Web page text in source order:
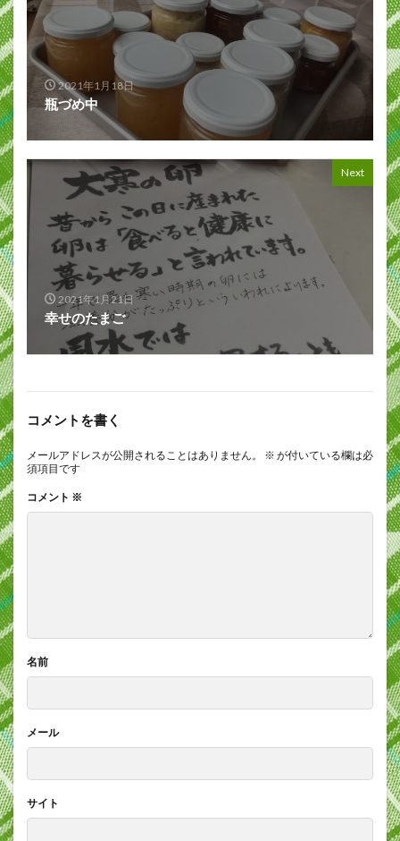
2021年1月18日
瓶づめ中
Next
2021年1月21日
幸せのたまご
コメントを書く
メールアドレスが公開されることはありません。 ※ が付いている欄は必
須項目です
コメント ※
名前
メール
サイト